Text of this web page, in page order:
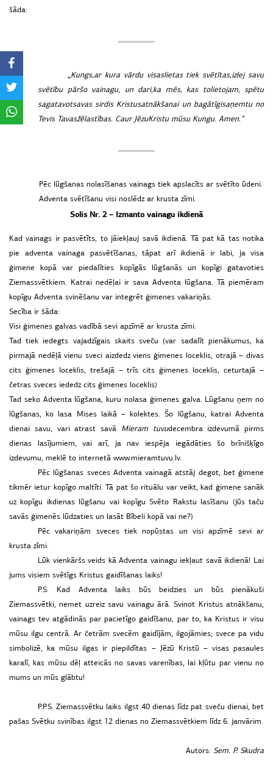
šāda:
„Kungs,ar kura vārdu visaslietas tiek svētītas,izlej savu
svētību pāršo vainagu, un dari,ka mēs, kas tolietojam, spētu
sagatavotsavas sirdis Kristusatnākšanai un bagātīgisaņemtu no
Tevis Tavasžēlastības. Caur JēzuKristu mūsu Kungu. Amen.”
Pēc lūgšanas nolasīšanas vainags tiek apslacīts ar svētīto ūdeni.
Adventa svētīšanu visi noslēdz ar krusta zīmi.
Solis Nr. 2 – Izmanto vainagu ikdienā
Kad vainags ir pasvētīts, to jāiekļauj savā ikdienā. Tā pat kā tas notika
pie adventa vainaga pasvētīšanas, tāpat arī ikdienā ir labi, ja visa
ģimene kopā var piedalīties kopīgās lūgšanās un kopīgi gatavoties
Ziemassvētkiem. Katrai nedēļai ir sava Adventa lūgšana. Tā piemēram
kopīgu Adventa svinēšanu var integrēt ģimenes vakariņās.
Secība ir šāda:
Visi ģimenes galvas vadībā sevi apzīmē ar krusta zīmi.
Tad tiek iedegts vajadzīgais skaits sveču (var sadalīt pienākumus, ka
pirmajā nedēļā vienu sveci aizdedz viens ģimenes loceklis, otrajā – divas
cits ģimenes loceklis, trešajā – trīs cits ģimenes loceklis, ceturtajā –
četras sveces iededz cits ģimenes loceklis)
Tad seko Adventa lūgšana, kuru nolasa ģimenes galva. Lūgšanu ņem no
lūgšanas, ko lasa Mises laikā – kolektes. Šo lūgšanu, katrai Adventa
dienai savu, vari atrast savā Mieram tuvudecembra izdevumā pirms
dienas lasījumiem, vai arī, ja nav iespēja iegādāties šo brīnišķīgo
izdevumu, meklē to internetā www.mieramtuvu.lv.
Pēc lūgšanas sveces Adventa vainagā atstāj degot, bet ģimene
tikmēr ietur kopīgo maltīti. Tā pat šo rituālu var veikt, kad ģimene sanāk
uz kopīgu ikdienas lūgšanu vai kopīgu Svēto Rakstu lasīšanu (jūs taču
savās ģimenēs lūdzaties un lasāt Bībeli kopā vai ne?)
Pēc vakariņām sveces tiek nopūstas un visi apzīmē sevi ar
krusta zīmi.
Lūk vienkāršs veids kā Adventa vainagu iekļaut savā ikdienā! Lai
jums visiem svētīgs Kristus gaidīšanas laiks!
P.S. Kad Adventa laiks būs beidzies un būs pienākuši
Ziemassvētki, nemet uzreiz savu vainagu ārā. Svinot Kristus atnākšanu,
vainags tev atgādinās par pacietīgo gaidīšanu, par to, ka Kristus ir visu
mūsu ilgu centrā. Ar četrām svecēm gaidījām, ilgojāmies; svece pa vidu
simbolizē, ka mūsu ilgas ir piepildītas – Jēzū Kristū – visas pasaules
karalī, kas mūsu dēļ atteicās no savas varenības, lai kļūtu par vienu no
mums un mūs glābtu!
P.P.S. Ziemassvētku laiks ilgst 40 dienas līdz pat sveču dienai, bet
pašas Svētku svinības ilgst 12 dienas no Ziemassvētkiem līdz 6. janvārim.
Autors: Sem. P. Skudra